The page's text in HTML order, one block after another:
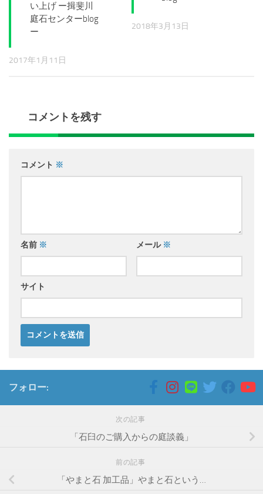
い上げ ー揖斐川
庭石センターblog
ー
2017年1月11日
2018年3月13日
コメントを残す
コメント ※
名前 ※ メール ※
サイト
フォロー:
次の記事
「石臼のご購入からの庭談義」
前の記事
「やまと石 加工品」やまと石という…